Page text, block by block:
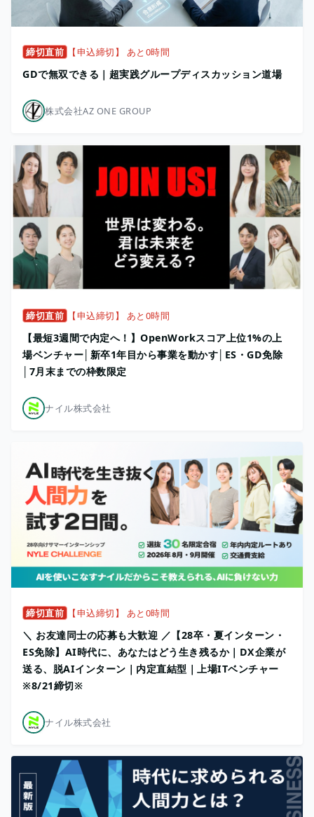
締切直前 【申込締切】 あと0時間
GDで無双できる｜超実践グループディスカッション道場
株式会社AZ ONE GROUP
締切直前 【申込締切】 あと0時間
【最短3週間で内定へ！】OpenWorkスコア上位1%の上
場ベンチャー│新卒1年目から事業を動かす│ES・GD免除
│7月末までの枠数限定
ナイル株式会社
締切直前 【申込締切】 あと0時間
＼ お友達同士の応募も大歓迎 ／【28卒・夏インターン・
ES免除】AI時代に、あなたはどう生き残るか｜DX企業が
送る、脱AIインターン｜内定直結型｜上場ITベンチャー
※8/21締切※
ナイル株式会社